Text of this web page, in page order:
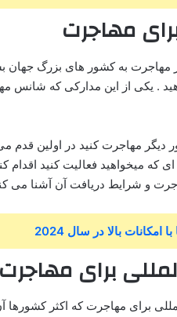
مهاجرت
مهاجرت به کشور های بزرگ جهان
. یکی از این مدارکی که شانس
دیگر مهاجرت کنید در اولین قدم
که میخواهید فعالیت کنید اقدام
و شرایط دریافت آن آشنا می
امکانات بالا در سال 2024
برای مهاجرت
برای مهاجرت که اکثر کشورها